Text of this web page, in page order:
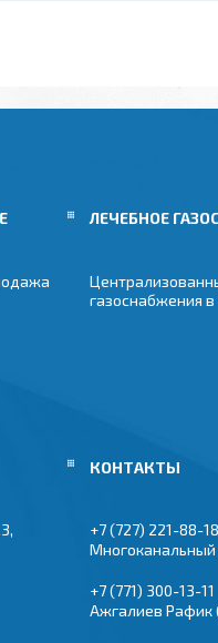
ЛЕЧЕБНОЕ
газоснабжения в
+7 (727) 221-88-18
+7 (771) 300-13-11
Ажгалиев Рафик